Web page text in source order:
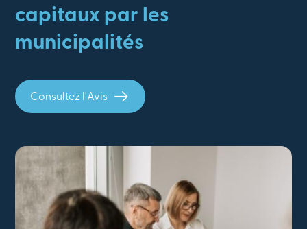
capitaux par les
municipalités
Consultez l'Avis